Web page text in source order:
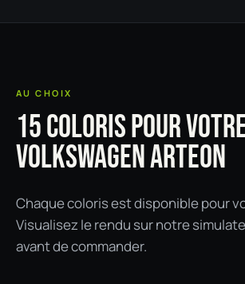
AU CHOIX
15 COLORIS POUR
VOLKSWAGEN ARTEON
Chaque coloris est disponible pour
Visualisez le rendu sur notre
avant de commander.